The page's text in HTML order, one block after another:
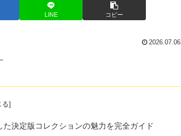
LINE コピー
2026.07.06
決定版コレクションの魅力を完全ガイド